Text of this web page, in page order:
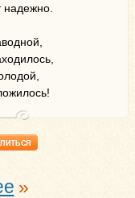
надежно.